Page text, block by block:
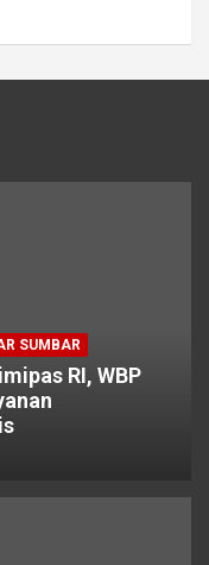
SUMBAR
RI, WBP